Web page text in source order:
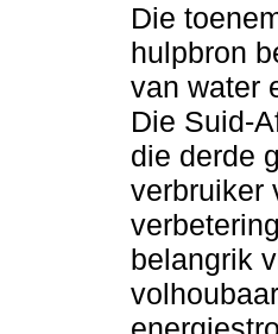
Die
hulpbron
van water
Die Suid-
die derde
verbruiker
belangrik